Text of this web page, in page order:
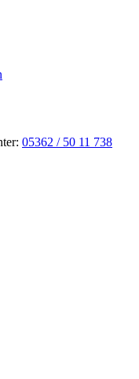
05362 / 50 11 738